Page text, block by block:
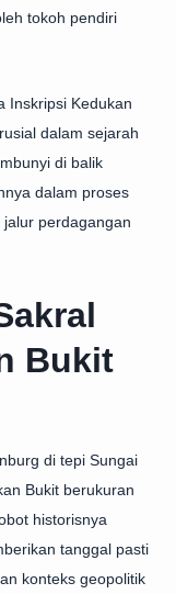
tokoh pendiri
Inskripsi Kedukan
dalam sejarah
di balik
dalam proses
perdagangan
Bukit
di tepi Sungai
Bukit berukuran
historisnya
tanggal pasti
konteks geopolitik